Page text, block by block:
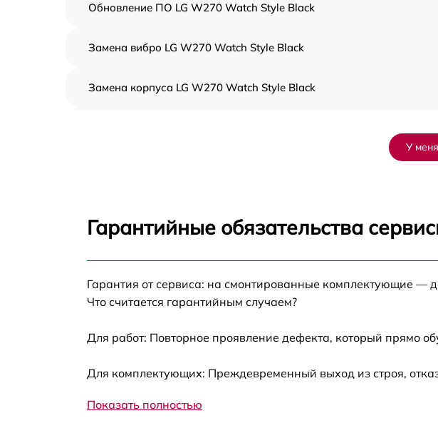
Обновление ПО LG W270 Watch Style Black
Замена вибро LG W270 Watch Style Black
Замена корпуса LG W270 Watch Style Black
Замена микрофона LG W270 Watch Style
Замена кнопки включения LG W270 Watch
Style Black
У
Гарантийные обязательства
Гарантия от сервиса: на смонтированные комплектующие —
Что считается гарантийным случаем?
Для работ: Повторное проявление дефекта, который прямо
Для комплектующих: Преждевременный выход из строя,
Показать полностью